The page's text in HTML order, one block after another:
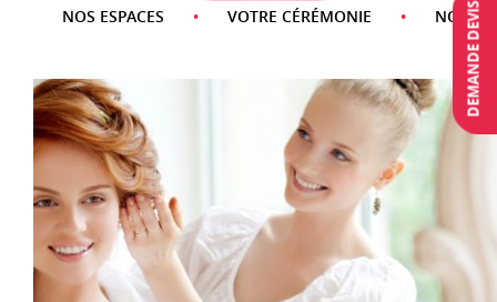
NOS ESPACES VOTRE CÉRÉMONIE NOSDEMANDE DEVIS